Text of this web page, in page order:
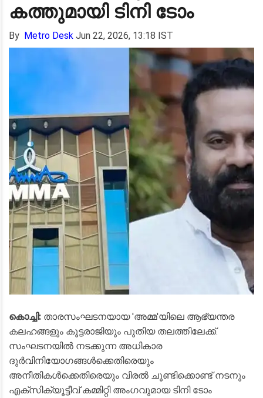
കത്തുമായി ടിനി ടോം
By Metro Desk Jun 22, 2026, 13:18 IST
കൊച്ചി: താരസംഘടനയായ 'അമ്മ'യിലെ ആഭ്യന്തര
കലഹങ്ങളും കൂട്ടരാജിയും പുതിയ തലത്തിലേക്ക്.
സംഘടനയിൽ നടക്കുന്ന അധികാര
ദുർവിനിയോഗങ്ങൾക്കെതിരെയും
അനീതികൾക്കെതിരെയും വിരൽ ചൂണ്ടിക്കൊണ്ട് നടനും
എക്സിക്യൂട്ടീവ് കമ്മിറ്റി അംഗവുമായ ടിനി ടോം